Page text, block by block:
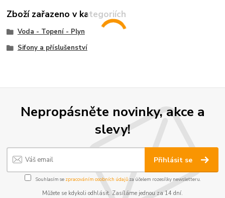
Zboží zařazeno v kategoriích
Voda - Topení - Plyn
Sifony a příslušenství
Nepropásněte novinky, akce a
slevy!
Přihlásit se
Souhlasím se zpracováním osobních údajůza účelem rozesílky newsletteru.
Můžete se kdykoli odhlásit. Zasíláme jednou za 14 dní.